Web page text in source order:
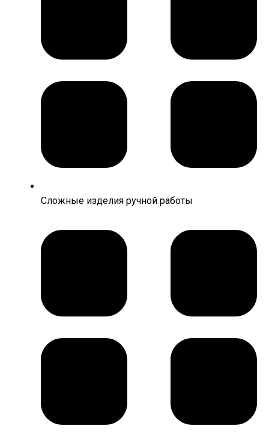
Сложные изделия ручной работы